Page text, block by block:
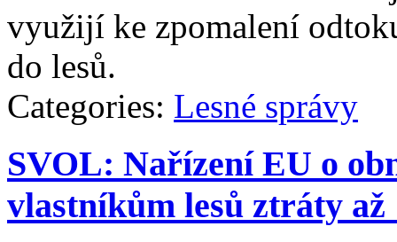
využijí ke zpomalení
do lesů.
Categories: Lesné správy
SVOL: Nařízení EU o
vlastníkům lesů ztráty